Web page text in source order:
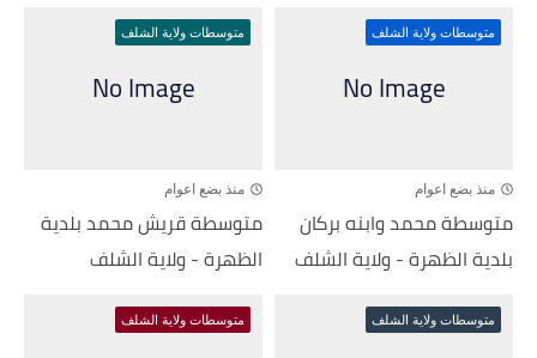
متوسطات ولاية الشلف
منذ بضع اعوام
متوسطة محمد وابنه بركان
بلدية الظهرة - ولاية الشلف
متوسطات ولاية الشلف
منذ بضع اعوام
متوسطة قريش محمد بلدية
الظهرة - ولاية الشلف
متوسطات ولاية الشلف متوسطات ولاية الشلف